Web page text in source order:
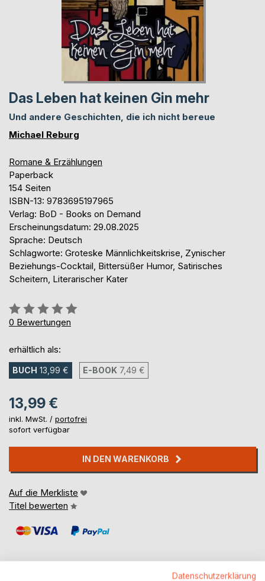
Das Leben hat keinen Gin mehr
Und andere Geschichten, die ich nicht bereue
Michael Reburg
Romane & Erzählungen
Paperback
154 Seiten
ISBN-13: 9783695197965
Verlag: BoD - Books on Demand
Erscheinungsdatum: 29.08.2025
Sprache: Deutsch
Schlagworte: Groteske Männlichkeitskrise, Zynischer
Beziehungs-Cocktail, Bittersüßer Humor, Satirisches
Scheitern, Literarischer Kater
Bewertung::
0%
0 Bewertungen
erhältlich als:
BUCH 13,99 € E-BOOK 7,49 €
13,99 €
inkl. MwSt. / portofrei
sofort verfügbar
IN DEN WARENKORB
Auf die Merkliste
Titel bewerten
Datenschutzerklärung